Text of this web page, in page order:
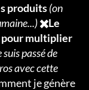
produits(on
✖️Le
pour multiplier
suis passé de
avec cette
je génère